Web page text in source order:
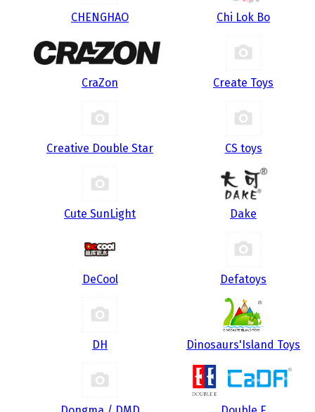
CHENGHAO Chi Lok Bo
CraZon Create Toys
Creative Double Star CS toys
Cute SunLight Dake
DeCool Defatoys
DH Dinosaurs'Island Toys